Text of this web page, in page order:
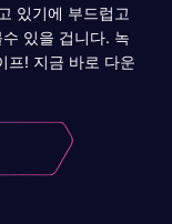
있기에 부드럽고
있을 겁니다. 녹
프! 지금 바로 다운